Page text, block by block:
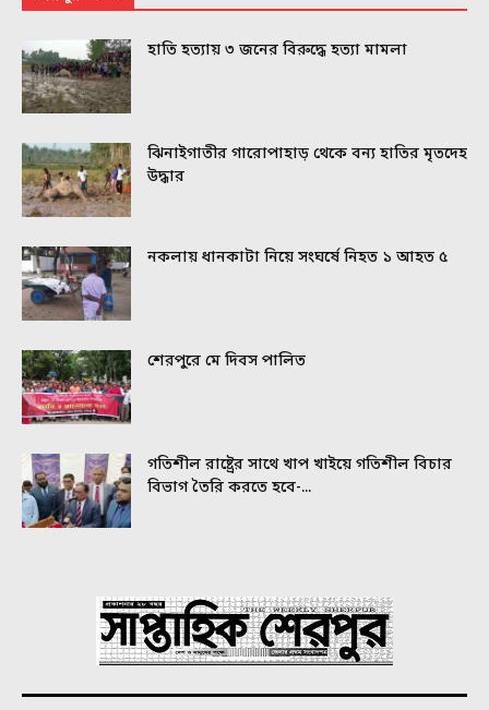
হাতি হত্যায় ৩ জনের বিরুদ্ধে হত্যা মামলা
ঝিনাইগাতীর গারোপাহাড় থেকে বন্য হাতির মৃতদেহ
উদ্ধার
নকলায় ধানকাটা নিয়ে সংঘর্ষে নিহত ১ আহত ৫
শেরপুরে মে দিবস পালিত
গতিশীল রাষ্ট্রের সাথে খাপ খাইয়ে গতিশীল বিচার
বিভাগ তৈরি করতে হবে-...